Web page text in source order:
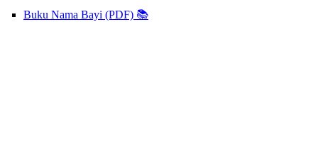
Buku Nama Bayi (PDF) 📚